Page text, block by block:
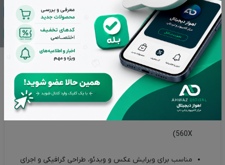
حافظه رم قابل گسترش تا32GB
گزینه‌هایSSD و Fusion Drive
برای سرعت بالا در ذخیره
سازی
گرافیک و مالتی مدیا
کارت گرافیک های اختصاصیRadeon Pro
560X)
مناسب برای ویرایش عکس و ویدئو، طراحی گرافیکی و اجرای